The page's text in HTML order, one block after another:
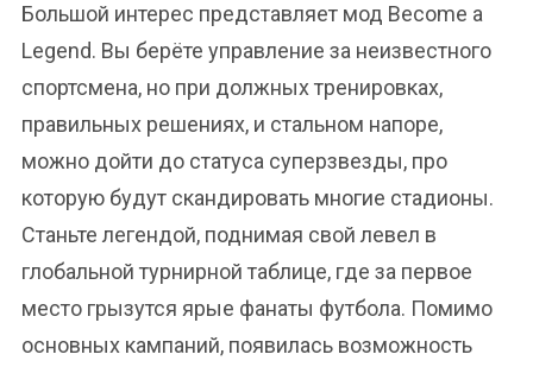
Большой интерес представляет мод Become a
Legend. Вы берёте управление за неизвестного
спортсмена, но при должных тренировках,
правильных решениях, и стальном напоре,
можно дойти до статуса суперзвезды, про
которую будут скандировать многие стадионы.
Станьте легендой, поднимая свой левел в
глобальной турнирной таблице, где за первое
место грызутся ярые фанаты футбола. Помимо
основных кампаний, появилась возможность